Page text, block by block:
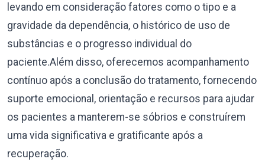
levando em consideração fatores como o tipo e a
gravidade da dependência, o histórico de uso de
substâncias e o progresso individual do
paciente.Além disso, oferecemos acompanhamento
contínuo após a conclusão do tratamento, fornecendo
suporte emocional, orientação e recursos para ajudar
os pacientes a manterem-se sóbrios e construírem
uma vida significativa e gratificante após a
recuperação.